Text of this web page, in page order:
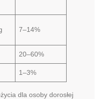
7–14%
20–60%
1–3%
dla osoby dorosłej